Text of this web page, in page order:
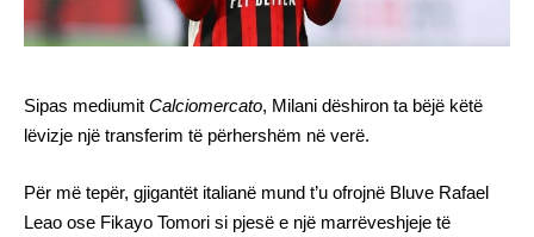
Sipas mediumit Calciomercato, Milani dëshiron ta bëjë këtë
lëvizje një transferim të përhershëm në verë.
Për më tepër, gjigantët italianë mund t’u ofrojnë Bluve Rafael
Leao ose Fikayo Tomori si pjesë e një marrëveshjeje të